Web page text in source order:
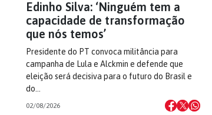
Edinho Silva: ‘Ninguém tem a
capacidade de transformação
que nós temos’
Presidente do PT convoca militância para
campanha de Lula e Alckmin e defende que
eleição será decisiva para o futuro do Brasil e
do…
02/08/2026